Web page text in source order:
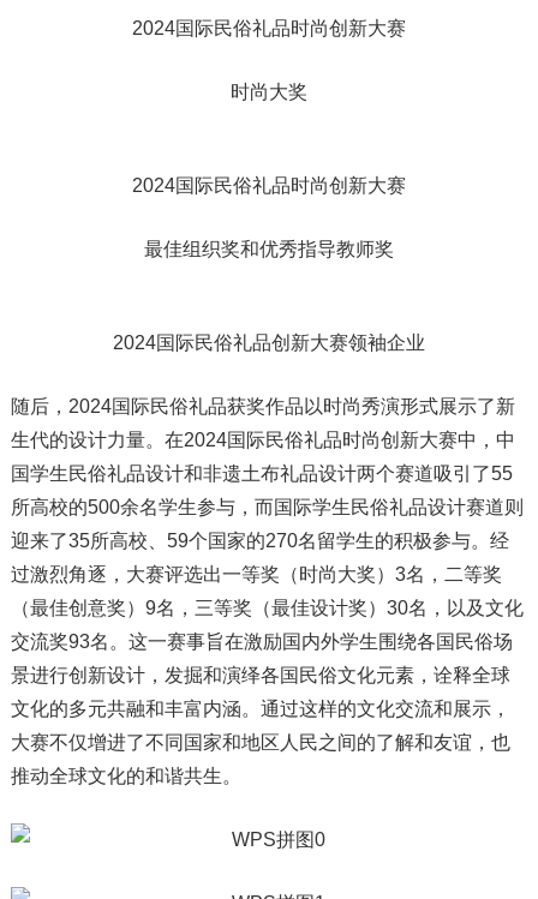
2024国际民俗礼品时尚创新大赛
时尚大奖
2024国际民俗礼品时尚创新大赛
最佳组织奖和优秀指导教师奖
2024国际民俗礼品创新大赛领袖企业
随后，2024国际民俗礼品获奖作品以时尚秀演形式展示了新
生代的设计力量。在2024国际民俗礼品时尚创新大赛中，中
国学生民俗礼品设计和非遗土布礼品设计两个赛道吸引了55
所高校的500余名学生参与，而国际学生民俗礼品设计赛道则
迎来了35所高校、59个国家的270名留学生的积极参与。经
过激烈角逐，大赛评选出一等奖（时尚大奖）3名，二等奖
（最佳创意奖）9名，三等奖（最佳设计奖）30名，以及文化
交流奖93名。这一赛事旨在激励国内外学生围绕各国民俗场
景进行创新设计，发掘和演绎各国民俗文化元素，诠释全球
文化的多元共融和丰富内涵。通过这样的文化交流和展示，
大赛不仅增进了不同国家和地区人民之间的了解和友谊，也
推动全球文化的和谐共生。